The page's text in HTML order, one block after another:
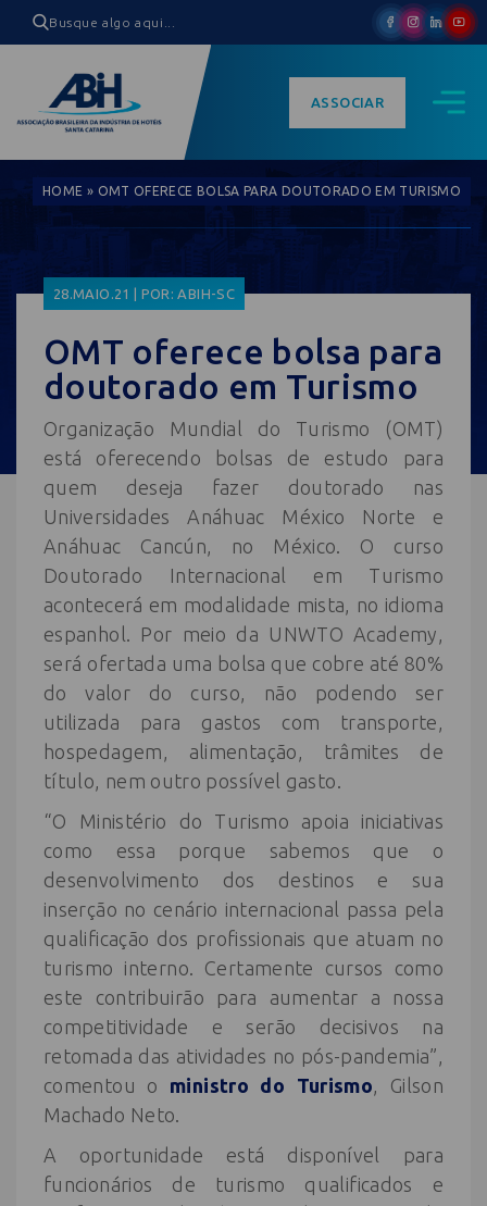
ASSOCIAR
HOME » OMT OFERECE BOLSA PARA DOUTORADO EM TURISMO
28.MAIO.21 | POR: ABIH-SC
OMT oferece bolsa para
doutorado em Turismo
Organização Mundial do Turismo (OMT)
está oferecendo bolsas de estudo para
quem deseja fazer doutorado nas
Universidades Anáhuac México Norte e
Anáhuac Cancún, no México. O curso
Doutorado Internacional em Turismo
acontecerá em modalidade mista, no idioma
espanhol. Por meio da UNWTO Academy,
será ofertada uma bolsa que cobre até 80%
do valor do curso, não podendo ser
utilizada para gastos com transporte,
hospedagem, alimentação, trâmites de
título, nem outro possível gasto.
“O Ministério do Turismo apoia iniciativas
como essa porque sabemos que o
desenvolvimento dos destinos e sua
inserção no cenário internacional passa pela
qualificação dos profissionais que atuam no
turismo interno. Certamente cursos como
este contribuirão para aumentar a nossa
competitividade e serão decisivos na
retomada das atividades no pós-pandemia”,
comentou o ministro do Turismo, Gilson
Machado Neto.
A oportunidade está disponível para
funcionários de turismo qualificados e